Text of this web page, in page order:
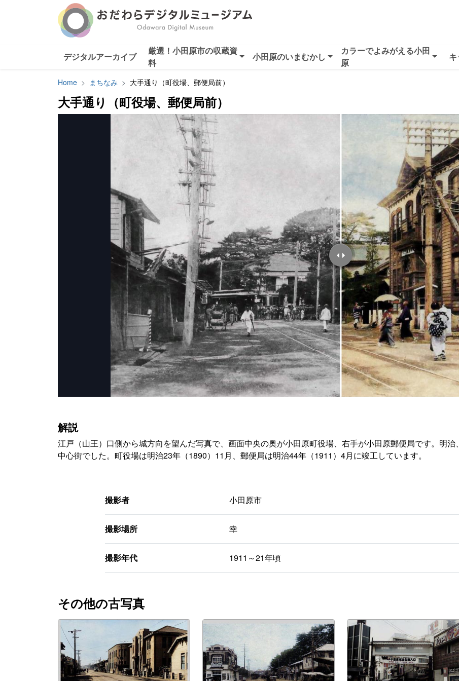
デジタルアーカイブ
厳選！小田原市の収蔵資
料
小田原のいまむかし
カラーでよみがえる小田
原
Home まちなみ 大手通り（町役場、郵便局前）
大手通り（町役場、郵便局前）
解説
江戸（山王）口側から城方向を望んだ写真で、画面中央の奥が小田原町役場、右手が小田原郵便局です。明
中心街でした。町役場は明治23年（1890）11月、郵便局は明治44年（1911）4月に竣工しています。
撮影者 小田原市
撮影場所 幸
撮影年代 1911～21年頃
その他の古写真